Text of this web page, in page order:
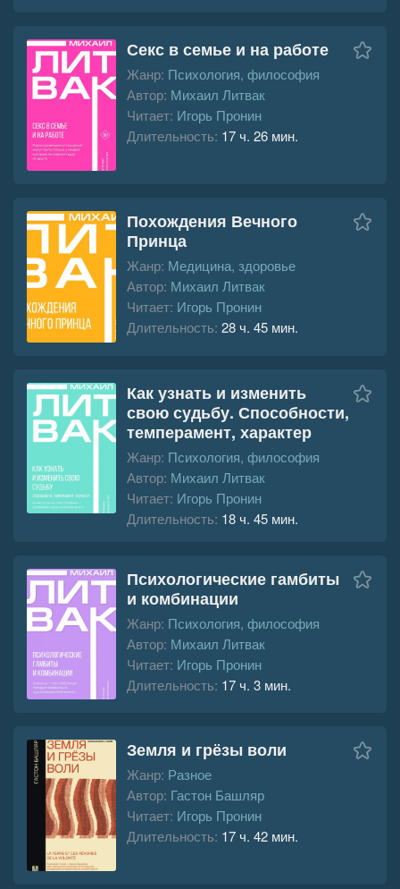
Секс в семье и на работе
Жанр: Психология, философия
Автор: Михаил Литвак
Читает: Игорь Пронин
Длительность: 17 ч. 26 мин.
Похождения Вечного
Принца
Жанр: Медицина, здоровье
Автор: Михаил Литвак
Читает: Игорь Пронин
Длительность: 28 ч. 45 мин.
Как узнать и изменить
свою судьбу. Способности,
темперамент, характер
Жанр: Психология, философия
Автор: Михаил Литвак
Читает: Игорь Пронин
Длительность: 18 ч. 45 мин.
Психологические гамбиты
и комбинации
Жанр: Психология, философия
Автор: Михаил Литвак
Читает: Игорь Пронин
Длительность: 17 ч. 3 мин.
Земля и грёзы воли
Жанр: Разное
Автор: Гастон Башляр
Читает: Игорь Пронин
Длительность: 17 ч. 42 мин.